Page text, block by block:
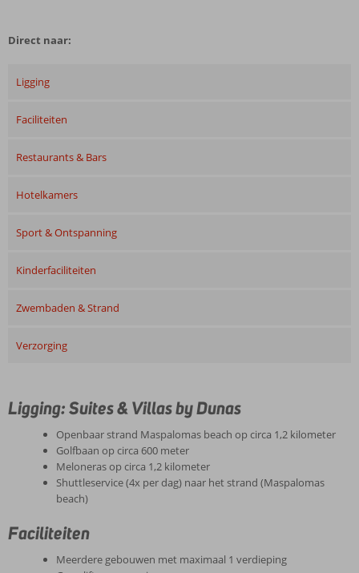
Direct naar:
Ligging
Faciliteiten
Restaurants & Bars
Hotelkamers
Sport & Ontspanning
Kinderfaciliteiten
Zwembaden & Strand
Verzorging
Ligging: Suites & Villas by Dunas
Openbaar strand Maspalomas beach op circa 1,2 kilometer
Golfbaan op circa 600 meter
Meloneras op circa 1,2 kilometer
Shuttleservice (4x per dag) naar het strand (Maspalomas
beach)
Faciliteiten
Meerdere gebouwen met maximaal 1 verdieping